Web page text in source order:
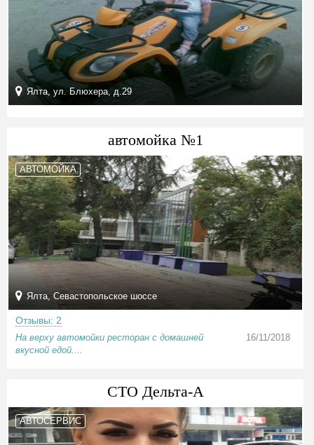
Ялта, ул. Блюхера, д.29
автомойка №1
АВТОМОЙКА
Ялта, Севастопольское шоссе
Отзывы: 2
На верху автомойки ресторан с домашней
вкусной едой....
16/11/2018
СТО Дельта-А
АВТОСЕРВИС